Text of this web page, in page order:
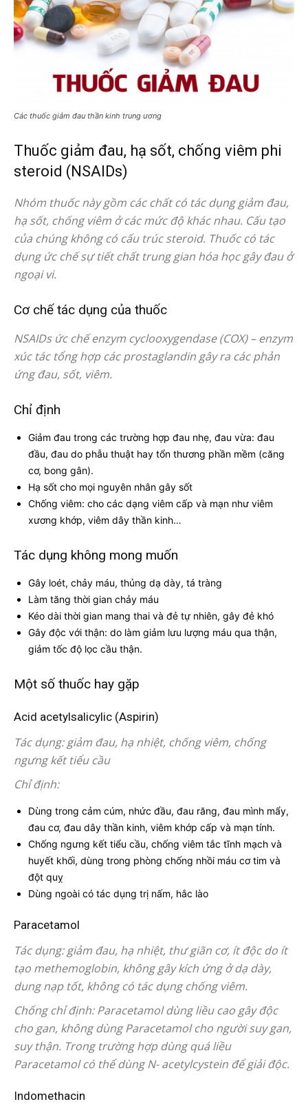
Các thuốc giảm đau thần kinh trung ương
Thuốc giảm đau, hạ sốt, chống viêm phi
steroid (NSAIDs)
Nhóm thuốc này gồm các chất có tác dụng giảm đau,
hạ sốt, chống viêm ở các mức độ khác nhau. Cấu tạo
của chúng không có cấu trúc steroid. Thuốc có tác
dụng ức chế sự tiết chất trung gian hóa học gây đau ở
ngoại vi.
Cơ chế tác dụng của thuốc
NSAIDs ức chế enzym cyclooxygendase (COX) – enzym
xúc tác tổng hợp các prostaglandin gây ra các phản
ứng đau, sốt, viêm.
Chỉ định
Giảm đau trong các trường hợp đau nhẹ, đau vừa: đau
đầu, đau do phẫu thuật hay tổn thương phần mềm (căng
cơ, bong gân).
Hạ sốt cho mọi nguyên nhân gây sốt
Chống viêm: cho các dạng viêm cấp và mạn như viêm
xương khớp, viêm dây thần kinh…
Tác dụng không mong muốn
Gây loét, chảy máu, thủng dạ dày, tá tràng
Làm tăng thời gian chảy máu
Kéo dài thời gian mang thai và đẻ tự nhiên, gây đẻ khó
Gây độc với thận: do làm giảm lưu lượng máu qua thận,
giảm tốc độ lọc cầu thận.
Một số thuốc hay gặp
Acid acetylsalicylic (Aspirin)
Tác dụng: giảm đau, hạ nhiệt, chống viêm, chống
ngưng kết tiểu cầu
Chỉ định:
Dùng trong cảm cúm, nhức đầu, đau răng, đau mình mẩy,
đau cơ, đau dây thần kinh, viêm khớp cấp và mạn tính.
Chống ngưng kết tiểu cầu, chống viêm tắc tĩnh mạch và
huyết khối, dùng trong phòng chống nhồi máu cơ tim và
đột quỵ
Dùng ngoài có tác dụng trị nấm, hắc lào
Paracetamol
Tác dụng: giảm đau, hạ nhiệt, thư giãn cơ, ít độc do ít
tạo methemoglobin, không gây kích ứng ở dạ dày,
dung nạp tốt, không có tác dụng chống viêm.
Chống chỉ định: Paracetamol dùng liều cao gây độc
cho gan, không dùng Paracetamol cho người suy gan,
suy thận. Trong trường hợp dùng quá liều
Paracetamol có thể dùng N- acetylcystein để giải độc.
Indomethacin